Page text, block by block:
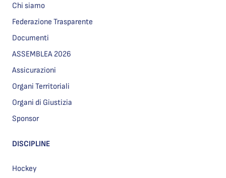
Chi siamo
Federazione Trasparente
Documenti
ASSEMBLEA 2026
Assicurazioni
Organi Territoriali
Organi di Giustizia
Sponsor
DISCIPLINE
Hockey